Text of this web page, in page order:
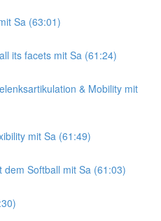
Sa (63:01)
its facets mit Sa (61:24)
& Mobility mit
mit Sa (61:49)
dem Softball mit Sa (61:03)